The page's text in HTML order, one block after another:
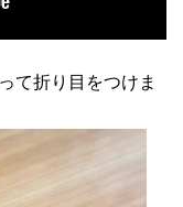
て折り目をつけま